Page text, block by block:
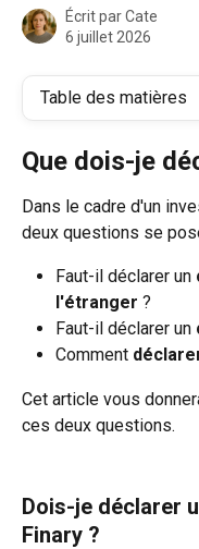
Écrit parCate
6 juillet 2026
Table des matières
Que dois-je
Dans le cadre d'un
deux questions se
Faut-il déclarer un
l'étranger ?
Faut-il déclarer un
Comment
Cet article vous
ces deux questions.
Dois-je déclarer
Finary ?